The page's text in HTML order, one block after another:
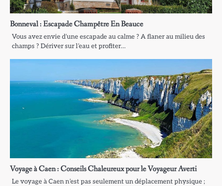
Bonneval : Escapade Champêtre En Beauce
Vous avez envie d’une escapade au calme ? A flaner au milieu des
champs ? Dériver sur l’eau et profiter…
Voyage à Caen : Conseils Chaleureux pour le Voyageur Averti
Le voyage à Caen n’est pas seulement un déplacement physique ;